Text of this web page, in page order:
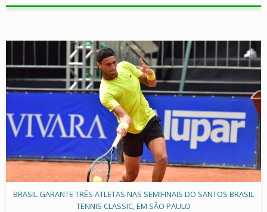
BRASIL GARANTE TRÊS ATLETAS NAS SEMIFINAIS DO SANTOS BRASIL
TENNIS CLASSIC, EM SÃO PAULO